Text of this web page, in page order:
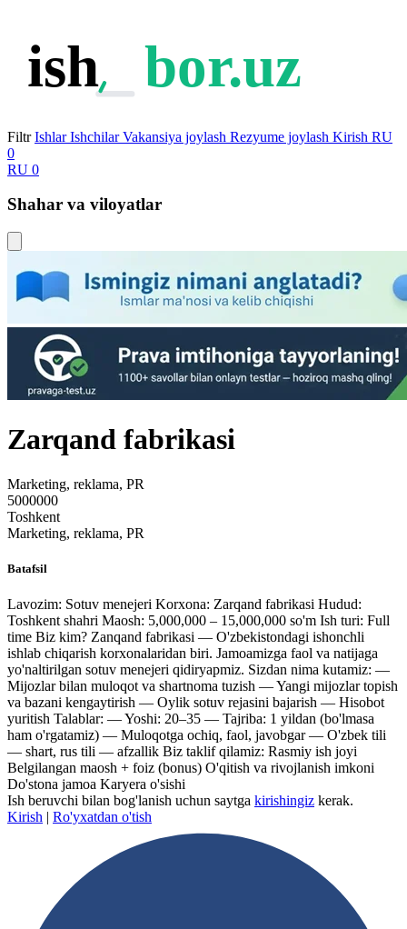
ish bor.uz
Filtr Ishlar Ishchilar Vakansiya joylash Rezyume joylash Kirish RU
0
RU 0
Shahar va viloyatlar
Zarqand fabrikasi
Marketing, reklama, PR
5000000
Toshkent
Marketing, reklama, PR
Batafsil
Lavozim: Sotuv menejeri Korxona: Zarqand fabrikasi Hudud:
Toshkent shahri Maosh: 5,000,000 – 15,000,000 so'm Ish turi: Full
time Biz kim? Zanqand fabrikasi — O'zbekistondagi ishonchli
ishlab chiqarish korxonalaridan biri. Jamoamizga faol va natijaga
yo'naltirilgan sotuv menejeri qidiryapmiz. Sizdan nima kutamiz: —
Mijozlar bilan muloqot va shartnoma tuzish — Yangi mijozlar topish
va bazani kengaytirish — Oylik sotuv rejasini bajarish — Hisobot
yuritish Talablar: — Yoshi: 20–35 — Tajriba: 1 yildan (bo'lmasa
ham o'rgatamiz) — Muloqotga ochiq, faol, javobgar — O'zbek tili
— shart, rus tili — afzallik Biz taklif qilamiz: Rasmiy ish joyi
Belgilangan maosh + foiz (bonus) O'qitish va rivojlanish imkoni
Do'stona jamoa Karyera o'sishi
Ish beruvchi bilan bog'lanish uchun saytga kirishingiz kerak.
Kirish | Ro'yxatdan o'tish